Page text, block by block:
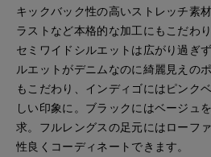
キックバック性の高いストレッチ素
ラストなど本格的な加工にもこだわ
セミワイドシルエットは広がり過ぎ
ルエットがデニムなのに綺麗見えの
もこだわり、インディゴにはピンク
しい印象に。ブラックにはベージュ
求。フルレングスの足元にはローフ
性良くコーディネートできます。